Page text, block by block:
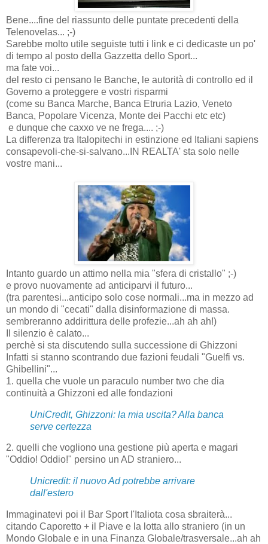
Bene....fine del riassunto delle puntate precedenti della
Telenovelas... ;-)
Sarebbe molto utile seguiste tutti i link e ci dedicaste un po'
di tempo al posto della Gazzetta dello Sport...
ma fate voi...
del resto ci pensano le Banche, le autorità di controllo ed il
Governo a proteggere e vostri risparmi
(come su Banca Marche, Banca Etruria Lazio, Veneto
Banca, Popolare Vicenza, Monte dei Pacchi etc etc)
e dunque che caxxo ve ne frega.... ;-)
La differenza tra Italopitechi in estinzione ed Italiani sapiens
consapevoli-che-si-salvano...IN REALTA' sta solo nelle
vostre mani...
Intanto guardo un attimo nella mia "sfera di cristallo" ;-)
e provo nuovamente ad anticiparvi il futuro...
(tra parentesi...anticipo solo cose normali...ma in mezzo ad
un mondo di "cecati" dalla disinformazione di massa.
sembreranno addirittura delle profezie...ah ah ah!)
Il silenzio è calato...
perchè si sta discutendo sulla successione di Ghizzoni
Infatti si stanno scontrando due fazioni feudali "Guelfi vs.
Ghibellini"...
1. quella che vuole un paraculo number two che dia
continuità a Ghizzoni ed alle fondazioni
UniCredit, Ghizzoni: la mia uscita? Alla banca
serve certezza
2. quelli che vogliono una gestione più aperta e magari
"Oddio! Oddio!" persino un AD straniero...
Unicredit: il nuovo Ad potrebbe arrivare
dall'estero
Immaginatevi poi il Bar Sport l'Italiota cosa sbraiterà...
citando Caporetto + il Piave e la lotta allo straniero (in un
Mondo Globale e in una Finanza Globale/trasversale...ah ah